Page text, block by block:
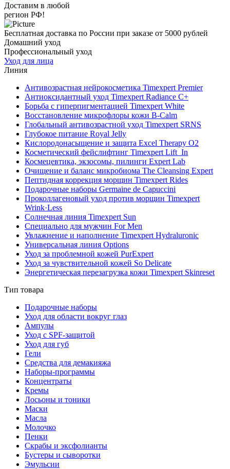
Доставим в любой
регион РФ!
Бесплатная доставка по России при заказе от 5000 рублей
Домашний уход
Профессиональный уход
Уход для лица
Линия
Антивозрастная нейрокосметика Timexpert Premier
Антиоксидантный уход Timexpert Radiance C+
Борьба с гиперпигментацией Timexpert White
Восстановление микрофлоры кожи B-Calm
Глобальный антивозрастной уход Timexpert SRNS
Глубокое питание Royal Jelly
Кислородонасыщение и защита Excel Therapy O2
Косметический фейслифтинг Timexpert Lift_In
Космецевтика, экзосомы, пилинги Expert Lab
Очищение и баланс микробиома The Cleansing Expert
Пептидная коррекция морщин Timexpert Rides
Подарочные наборы Germaine de Capuccini
Проколлагеновый уход против морщин Timexpert
Wrink·Less
Солнечная линия Timexpert Sun
Специально для мужчин For Men
Увлажнение и наполнение Timexpert Hydraluronic
Универсальная линия Options
Уход за проблемной кожей PurExpert
Уход за чувствительной кожей So Delicate
Энергетическая перезагрузка кожи Timexpert Skinreset
Тип товара
Подарочные наборы
Уход для области вокруг глаз
Ампулы
Уход с SPF-защитой
Уход для губ
Гели
Средства для демакияжа
Наборы-программы
Концентраты
Кремы
Лосьоны и тоники
Маски
Масла
Молочко
Пенки
Скрабы и эксфолианты
Бустеры и сыворотки
Эмульсии